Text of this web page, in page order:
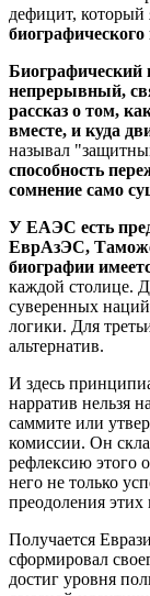
дефицит,
Биографический
непрерывный,
рассказ о том,
вместе, и куда
называл
способность
сомнение само
У ЕАЭС есть
ЕврАзЭС,
биографии
каждой столице.
суверенных
логики. Для
альтернатив.
И здесь
нарратив нельзя
саммите или
комиссии. Он
рефлексию этого
него не только
преодоления этих
Получается
сформировал
достиг уровня